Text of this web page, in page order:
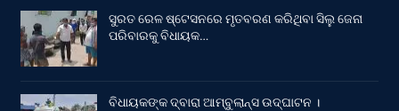
ସୁରତ ରେଳ ଷ୍ଟେସନରେ ମୃତବରଣ କରିଥିବା ସିଲୁ ଜେନା
ପରିବାରକୁ ବିଧାୟକ…
ବିଧାୟକଙ୍କ ଦ୍ବାରା ଆମ୍ବୁଲାନ୍ସ ଉଦ୍‌ଘାଟନ ।